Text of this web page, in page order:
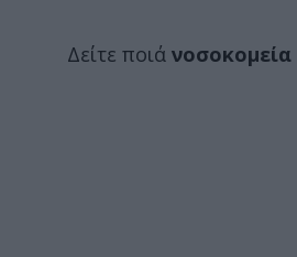
Δείτε ποιά νοσοκομεία